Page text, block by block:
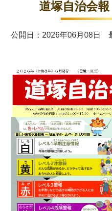
道塚自治会報
公開日：2026年06月08日